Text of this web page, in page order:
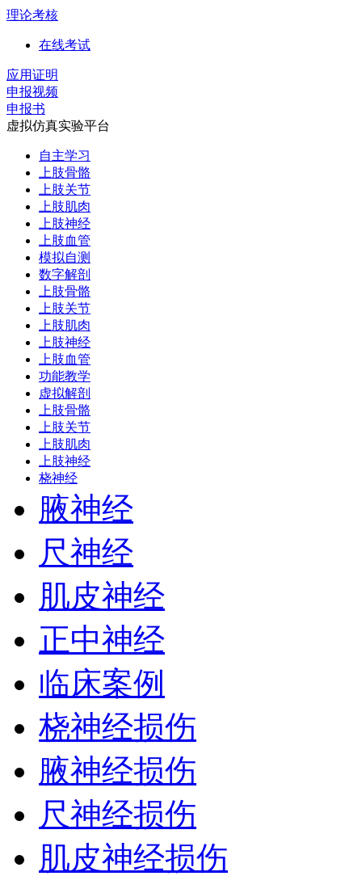
理论考核
在线考试
应用证明
申报视频
申报书
虚拟仿真实验平台
自主学习
上肢骨骼
上肢关节
上肢肌肉
上肢神经
上肢血管
模拟自测
数字解剖
上肢骨骼
上肢关节
上肢肌肉
上肢神经
上肢血管
功能教学
虚拟解剖
上肢骨骼
上肢关节
上肢肌肉
上肢神经
桡神经
腋神经
尺神经
肌皮神经
正中神经
临床案例
桡神经损伤
腋神经损伤
尺神经损伤
肌皮神经损伤